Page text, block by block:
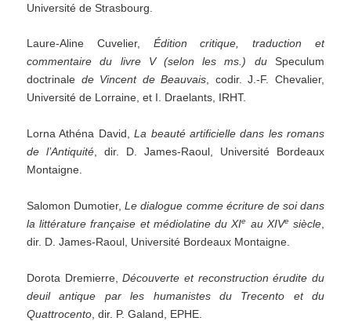
Université de Strasbourg.
Laure-Aline Cuvelier, Édition critique, traduction et
commentaire du livre V (selon les ms.) du Speculum
doctrinale de Vincent de Beauvais, codir. J.-F. Chevalier,
Université de Lorraine, et I. Draelants, IRHT.
Lorna Athéna David,La beauté artificielle dans les romans
de l’Antiquité , dir. D. James-Raoul, Université Bordeaux
Montaigne.
Salomon Dumotier,Le dialogue comme écriture de soi dans
la littérature française et médiolatine du XIe au XIVesiècle,
dir. D. James-Raoul, Université Bordeaux Montaigne.
Dorota Dremierre,Découverte et reconstruction érudite du
deuil antique par les humanistes du Trecento et du
Quattrocento , dir. P. Galand, EPHE.